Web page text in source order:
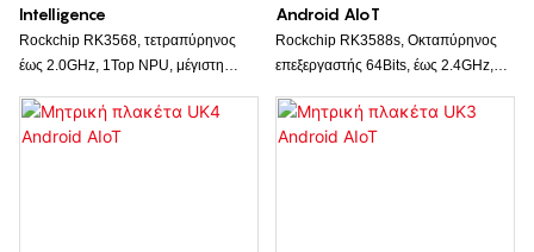
Intelligence
Rockchip RK3568, τετραπύρηνος
έως 2.0GHz, 1Top NPU, μέγιστη
ενσωματωμένη LVDS και eDP που
υποστηρίζουν FHD 1080p, 2-way
Android AIoT
Rockchip RK3588s, Οκταπύρηνος
επεξεργαστής 64Bits, έως 2.4GHz,
υπολογιστική ισχύς, Μέγιστη μνήμη
RAM 32GB και ROM 256GB,